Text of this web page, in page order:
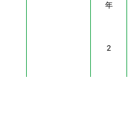
年
2